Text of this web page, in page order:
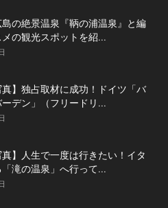
島の絶景温泉『鞆の浦温泉』と編
の観光スポットを紹...
真】独占取材に成功！ドイツ「バ
デン」（フリードリ...
真】人生で一度は行きたい！イタ
「滝の温泉」へ行って...